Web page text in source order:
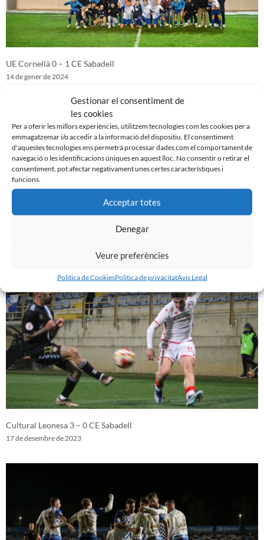
Gestionar el consentiment de
les cookies
Per a oferir les millors experiències, utilitzem tecnologies com les cookies per a
emmagatzemar i/o accedir a la informació del dispositiu. El consentiment
d'aquestes tecnologies ens permetrà processar dades com el comportament de
navegació o les identificacions úniques en aquest lloc. No consentir o retirar el
consentiment, pot afectar negativament unes certes característiques i
funcions.
Acceptar totes
Denegar
Veure preferències
Politica de CookiesPolitica de privacitatAvis Legal
UE Cornellà 0 – 1 CE Sabadell
14 de gener de 2024
Cultural Leonesa 3 – 0 CE Sabadell
17 de desembre de 2023